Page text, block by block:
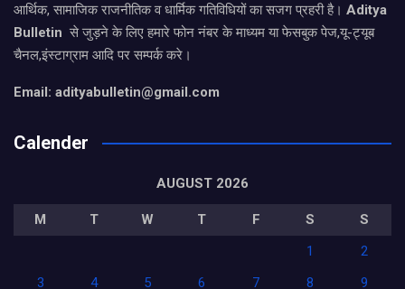
आर्थिक, सामाजिक राजनीतिक व धार्मिक गतिविधियों का सजग प्रहरी है। Aditya
Bulletin से जुड़ने के लिए हमारे फोन नंबर के माध्यम या फेसबुक पेज,यू-ट्यूब
चैनल,इंस्टाग्राम आदि पर सम्पर्क करे।
Email: adityabulletin@gmail.com
Calender
AUGUST 2026
M T W T F S
S
1
2
3
4 5 6 7 8 9